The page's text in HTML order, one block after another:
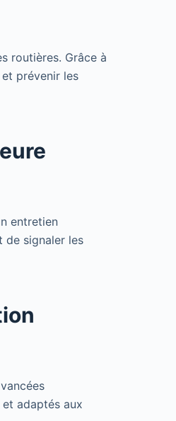
routières. Grâce à
prévenir les
entretien
de signaler les
adaptés aux